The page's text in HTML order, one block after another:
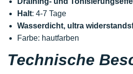
Halt: 4-7 Tage
Wasserdicht, ultra
Farbe: hautfarben
Technische